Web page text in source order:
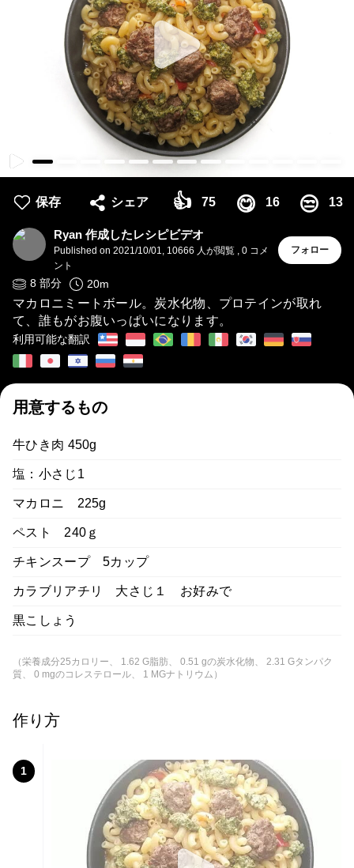
保存 シェア 👍 75 😋 16 😒 13
Ryan 作成したレシピビデオ
Published on 2021/10/01, 10666 人が閲覧 , 0 コメ
ント
フォロー
8 部分 20m
マカロニミートボール。炭水化物、プロテインが取れ
て、誰もがお腹いっぱいになります。
利用可能な翻訳
用意するもの
牛ひき肉 450g
塩：小さじ1
マカロニ 225g
ペスト 240ｇ
チキンスープ 5カップ
カラブリアチリ 大さじ１ お好みで
黒こしょう
（栄養成分25カロリー、 1.62 G脂肪、 0.51 gの炭水化物、 2.31 Gタンパク
質、 0 mgのコレステロール、 1 MGナトリウム）
作り方
1